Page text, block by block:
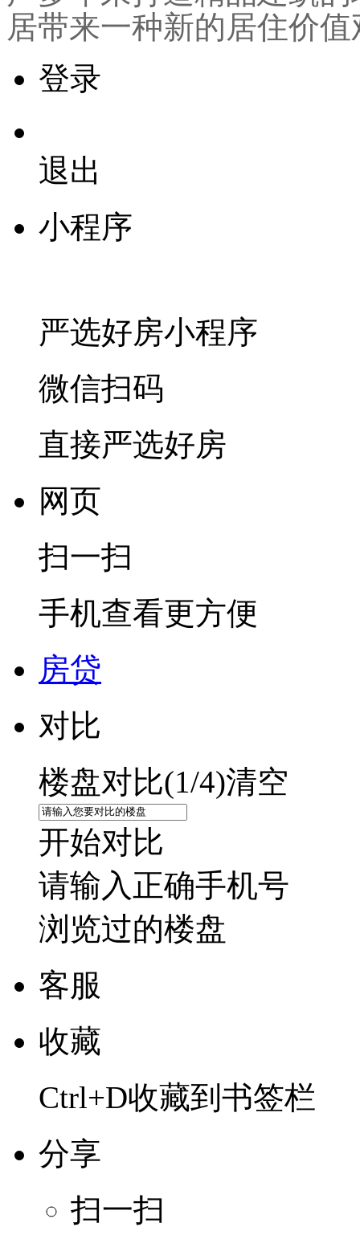
居带来一种新的居住价值
登录
退出
小程序
严选好房小程序
微信扫码
直接严选好房
网页
扫一扫
手机查看更方便
房贷
对比
楼盘对比(1/4)清空
开始对比
请输入正确手机号
浏览过的楼盘
客服
收藏
Ctrl+D收藏到书签栏
分享
扫一扫